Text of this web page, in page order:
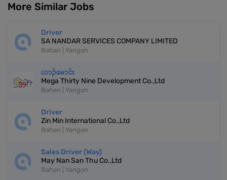
More Similar Jobs
Driver
SA NANDAR SERVICES COMPANY LIMITED
Bahan | Yangon
ယာဉ်မောင်း
Mega Thirty Nine Development Co.,Ltd
Bahan | Yangon
Driver
Zin Min International Co.,Ltd
Bahan | Yangon
Sales Driver (Way)
May Nan San Thu Co.,Ltd
Bahan | Yangon